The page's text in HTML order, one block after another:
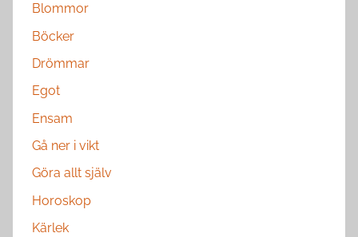
Blommor
Böcker
Drömmar
Egot
Ensam
Gå ner i vikt
Göra allt själv
Horoskop
Kärlek